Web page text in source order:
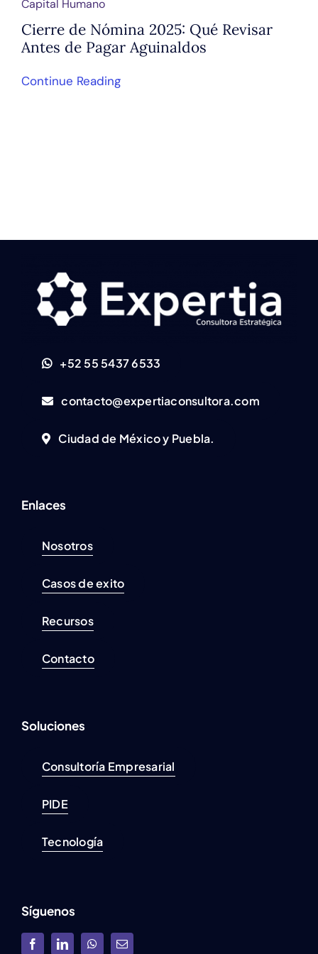
Capital Humano
Cierre de Nómina 2025: Qué Revisar
Antes de Pagar Aguinaldos
Continue Reading
+52 55 5437 6533
contacto@expertiaconsultora.com
Ciudad de México y Puebla.
Enlaces
Nosotros
Casos de exito
Recursos
Contacto
Soluciones
Consultoría Empresarial
PIDE
Tecnología
Síguenos